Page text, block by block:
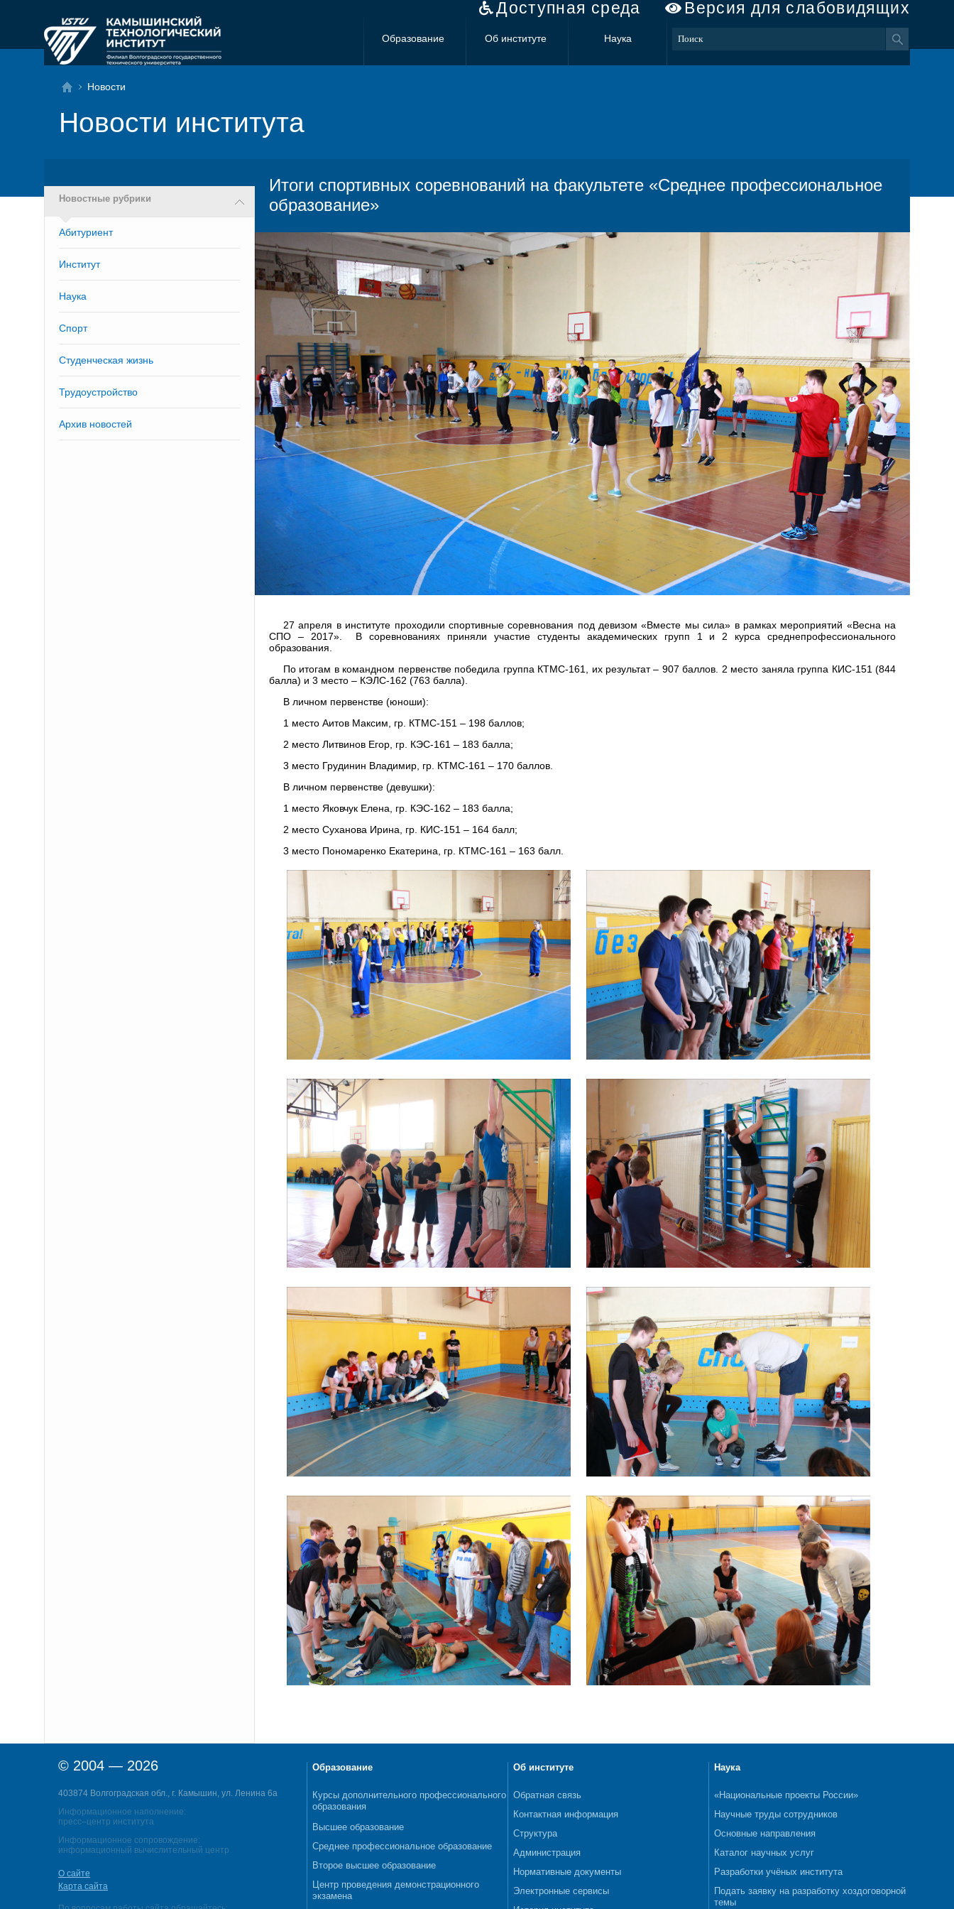
Доступная среда Версия для слабовидящих
Образование Об институте Наука
Новости
Новости института
Новостные рубрики
Абитуриент
Институт
Наука
Спорт
Студенческая жизнь
Трудоустройство
Архив новостей
Итоги спортивных соревнований на факультете «Среднее профессиональное
образование»
27 апреля в институте проходили спортивные соревнования под девизом «Вместе мы сила» в рамках мероприятий «Весна на
СПО – 2017». В соревнованиях приняли участие студенты академических групп 1 и 2 курса среднепрофессионального
образования.
По итогам в командном первенстве победила группа КТМС-161, их результат – 907 баллов. 2 место заняла группа КИС-151 (844
балла) и 3 место – КЭЛС-162 (763 балла).
В личном первенстве (юноши):
1 место Аитов Максим, гр. КТМС-151 – 198 баллов;
2 место Литвинов Егор, гр. КЭС-161 – 183 балла;
3 место Грудинин Владимир, гр. КТМС-161 – 170 баллов.
В личном первенстве (девушки):
1 место Яковчук Елена, гр. КЭС-162 – 183 балла;
2 место Суханова Ирина, гр. КИС-151 – 164 балл;
3 место Пономаренко Екатерина, гр. КТМС-161 – 163 балл.
© 2004 — 2026
403874 Волгоградская обл., г. Камышин, ул. Ленина 6а
Информационное наполнение:
пресс–центр института
Информационное сопровождение:
информационный вычислительный центр
О сайте
Карта сайта
Образование
Курсы дополнительного профессионального
образования
Высшее образование
Среднее профессиональное образование
Второе высшее образование
Центр проведения демонстрационного
экзамена
Об институте
Обратная связь
Контактная информация
Структура
Администрация
Нормативные документы
Электронные сервисы
Наука
«Национальные проекты России»
Научные труды сотрудников
Основные направления
Каталог научных услуг
Разработки учёных института
Подать заявку на разработку хоздоговорной
темы